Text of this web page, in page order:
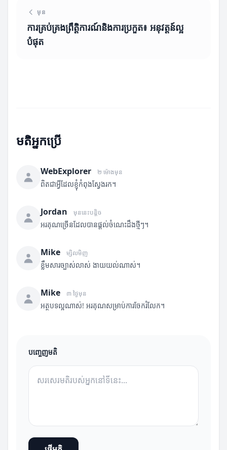
មុន
ការគ្រប់គ្រងព្រឹត្តិការណ៍និងការប្រកួត៖ អនុវត្តន៍ល្អ
បំផុត
មតិអ្នកប្រើ
WebExplorer ២ ម៉ោងមុន
ពិតជាអ្វីដែលខ្ញុំកំពុងស្វែងរក។
Jordan មុននេះបន្តិច
អរគុណច្រើនដែលបានផ្តល់ចំណេះដឹងថ្មីៗ។
Mike ម្សិលមិញ
ខ្លឹមសារច្បាស់លាស់ ងាយយល់ណាស់។
Mike ៣ ថ្ងៃមុន
អត្ថបទល្អណាស់! អរគុណសម្រាប់ការចែករំលែក។
បញ្ចេញមតិ